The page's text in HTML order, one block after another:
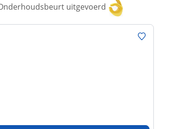
uitgevoerd